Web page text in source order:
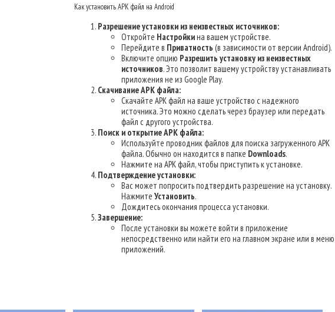
Как установить APK файл на Android
Разрешение установки из неизвестных источников:
Откройте Настройкина вашем устройстве.
Перейдите в Приватность (в зависимости от версии Android).
Включите опцию Разрешить установку из неизвестных
источников. Это позволит вашему устройству устанавливать
приложения не из Google Play.
Скачивание APK файла:
Скачайте APK файл на ваше устройство с надежного
источника. Это можно сделать через браузер или передать
файл с другого устройства.
Поиск и открытие APK файла:
Используйте проводник файлов для поиска загруженного APK
файла. Обычно он находится в папке Downloads.
Нажмите на APK файл, чтобы приступить к установке.
Подтверждение установки:
Вас может попросить подтвердить разрешение на установку.
Нажмите Установить.
Дождитесь окончания процесса установки.
Завершение:
После установки вы можете войти в приложение
непосредственно или найти его на главном экране или в меню
приложений.